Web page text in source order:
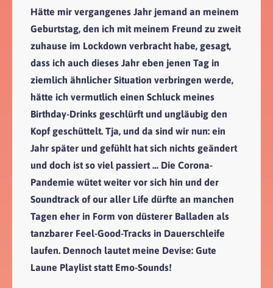
Hätte mir vergangenes Jahr jemand an meinem
Geburtstag, den ich mit meinem Freund zu zweit
zuhause im Lockdown verbracht habe, gesagt,
dass ich auch dieses Jahr eben jenen Tag in
ziemlich ähnlicher Situation verbringen werde,
hätte ich vermutlich einen Schluck meines
Birthday-Drinks geschlürft und ungläubig den
Kopf geschüttelt. Tja, und da sind wir nun: ein
Jahr später und gefühlt hat sich nichts geändert
und doch ist so viel passiert … Die Corona-
Pandemie wütet weiter vor sich hin und der
Soundtrack of our aller Life dürfte an manchen
Tagen eher in Form von düsterer Balladen als
tanzbarer Feel-Good-Tracks in Dauerschleife
laufen. Dennoch lautet meine Devise: Gute
Laune Playlist statt Emo-Sounds!